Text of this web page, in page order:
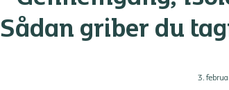
Sådan griber du
3.